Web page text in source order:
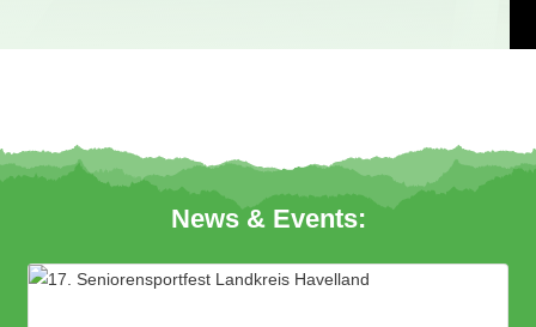
News & Events: